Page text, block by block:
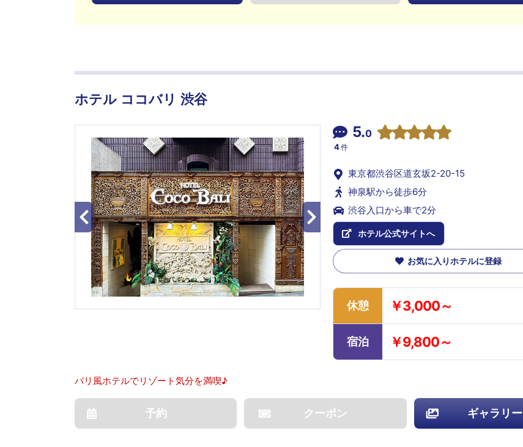
ホテル ココバリ 渋谷
5.0
4件
東京都渋谷区道玄坂2-20-15
神泉駅から徒歩6分
渋谷入口から車で2分
ホテル公式サイトへ
お気に入りホテルに登録
休憩 ￥3,000～
宿泊 ￥9,800～
バリ風ホテルでリゾート気分を満喫♪
予約 クーポン ギャラリー